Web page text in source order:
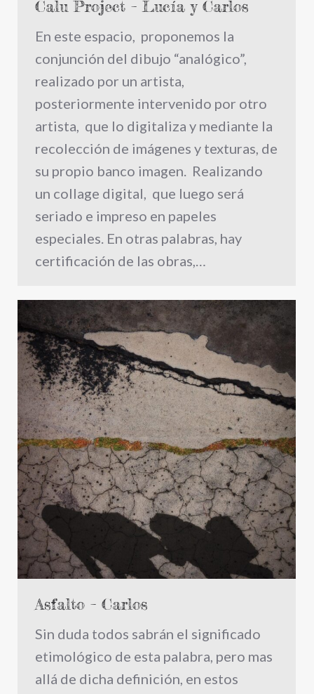
Calu Project – Lucía y Carlos
En este espacio, proponemos la
conjunción del dibujo “analógico”,
realizado por un artista,
posteriormente intervenido por otro
artista, que lo digitaliza y mediante la
recolección de imágenes y texturas, de
su propio banco imagen. Realizando
un collage digital, que luego será
seriado e impreso en papeles
especiales. En otras palabras, hay
certificación de las obras,…
Asfalto – Carlos
Sin duda todos sabrán el significado
etimológico de esta palabra, pero mas
allá de dicha definición, en estos